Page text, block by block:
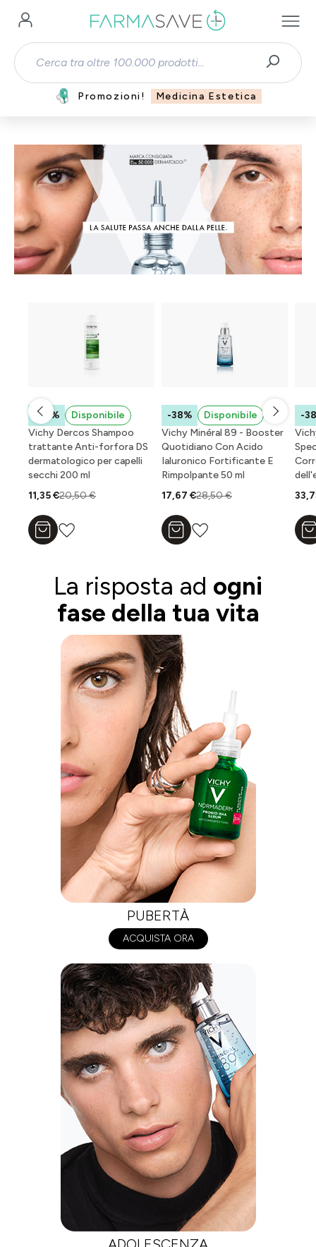
Passa al contenuto principale
Promozioni! Medicina Estetica
-45%
Disponibile
Vichy Dercos Shampoo
trattante Anti-forfora DS
dermatologico per capelli
secchi 200 ml
11,35 €20,50 €
Aggiungi al carrello
-38%
Disponibile
Vichy Minéral 89 - Booster
Quotidiano Con Acido
Ialuronico Fortificante E
Rimpolpante 50 ml
17,67 €28,50 €
Aggiungi al carrello
-
La risposta ad ogni
fase della tua vita
PUBERTÀ
ACQUISTA ORA